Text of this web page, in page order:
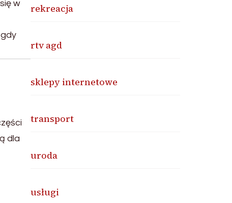
w
dla
rekreacja
rtv agd
sklepy internetowe
transport
uroda
usługi